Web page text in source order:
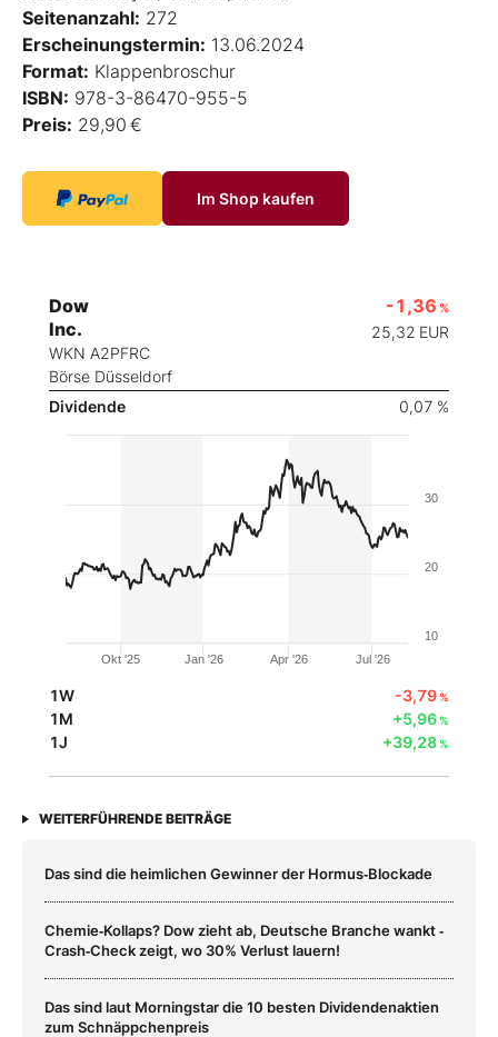
Seitenanzahl: 272
Erscheinungstermin: 13.06.2024
Format: Klappenbroschur
ISBN: 978-3-86470-955-5
Preis: 29,90 €
Im Shop kaufen
Dow
Inc.
WKN A2PFRC
Börse Düsseldorf
-1,36 %
25,32 EUR
Dividende 0,07 %
Okt '25 Jan '26 Apr '26 Jul '26
10
20
30
1W -3,79%
1M +5,96%
1J +39,28%
WEITERFÜHRENDE BEITRÄGE
Das sind die heimlichen Gewinner der Hormus‑Blockade
Chemie‑Kollaps? Dow zieht ab, Deutsche Branche wankt ‑
Crash‑Check zeigt, wo 30% Verlust lauern!
Das sind laut Morningstar die 10 besten Dividendenaktien
zum Schnäppchenpreis